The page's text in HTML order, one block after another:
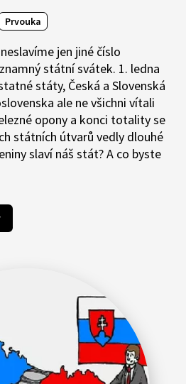
Prvouka
jen jiné číslo
státní svátek. 1. ledna
státy, Česká a Slovenská
ale ne všichni vítali
opony a konci totality se
státních útvarů vedly dlouhé
slaví náš stát? A co byste